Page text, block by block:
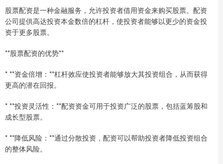
股票配资是一种金融服务，允许投资者借用资金来购买股票。配资
公司提供高达投资本金数倍的杠杆，使投资者能够以更少的资金投
资于更多股票。
**股票配资的优势**
* **资金倍增：**杠杆效应使投资者能够放大其投资组合，从而获得
更高的潜在回报。
* **投资灵活性：**配资资金可用于投资广泛的股票，包括蓝筹股和
成长型股票。
* **降低风险：**通过分散投资，配资可以帮助投资者降低投资组合
的整体风险。